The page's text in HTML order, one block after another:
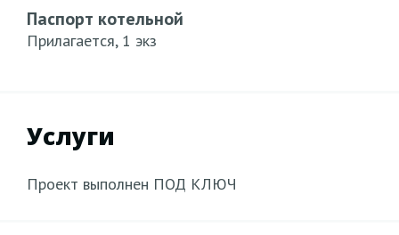
Паспорт котельной
Прилагается, 1 экз
Услуги
Проект выполнен ПОД КЛЮЧ